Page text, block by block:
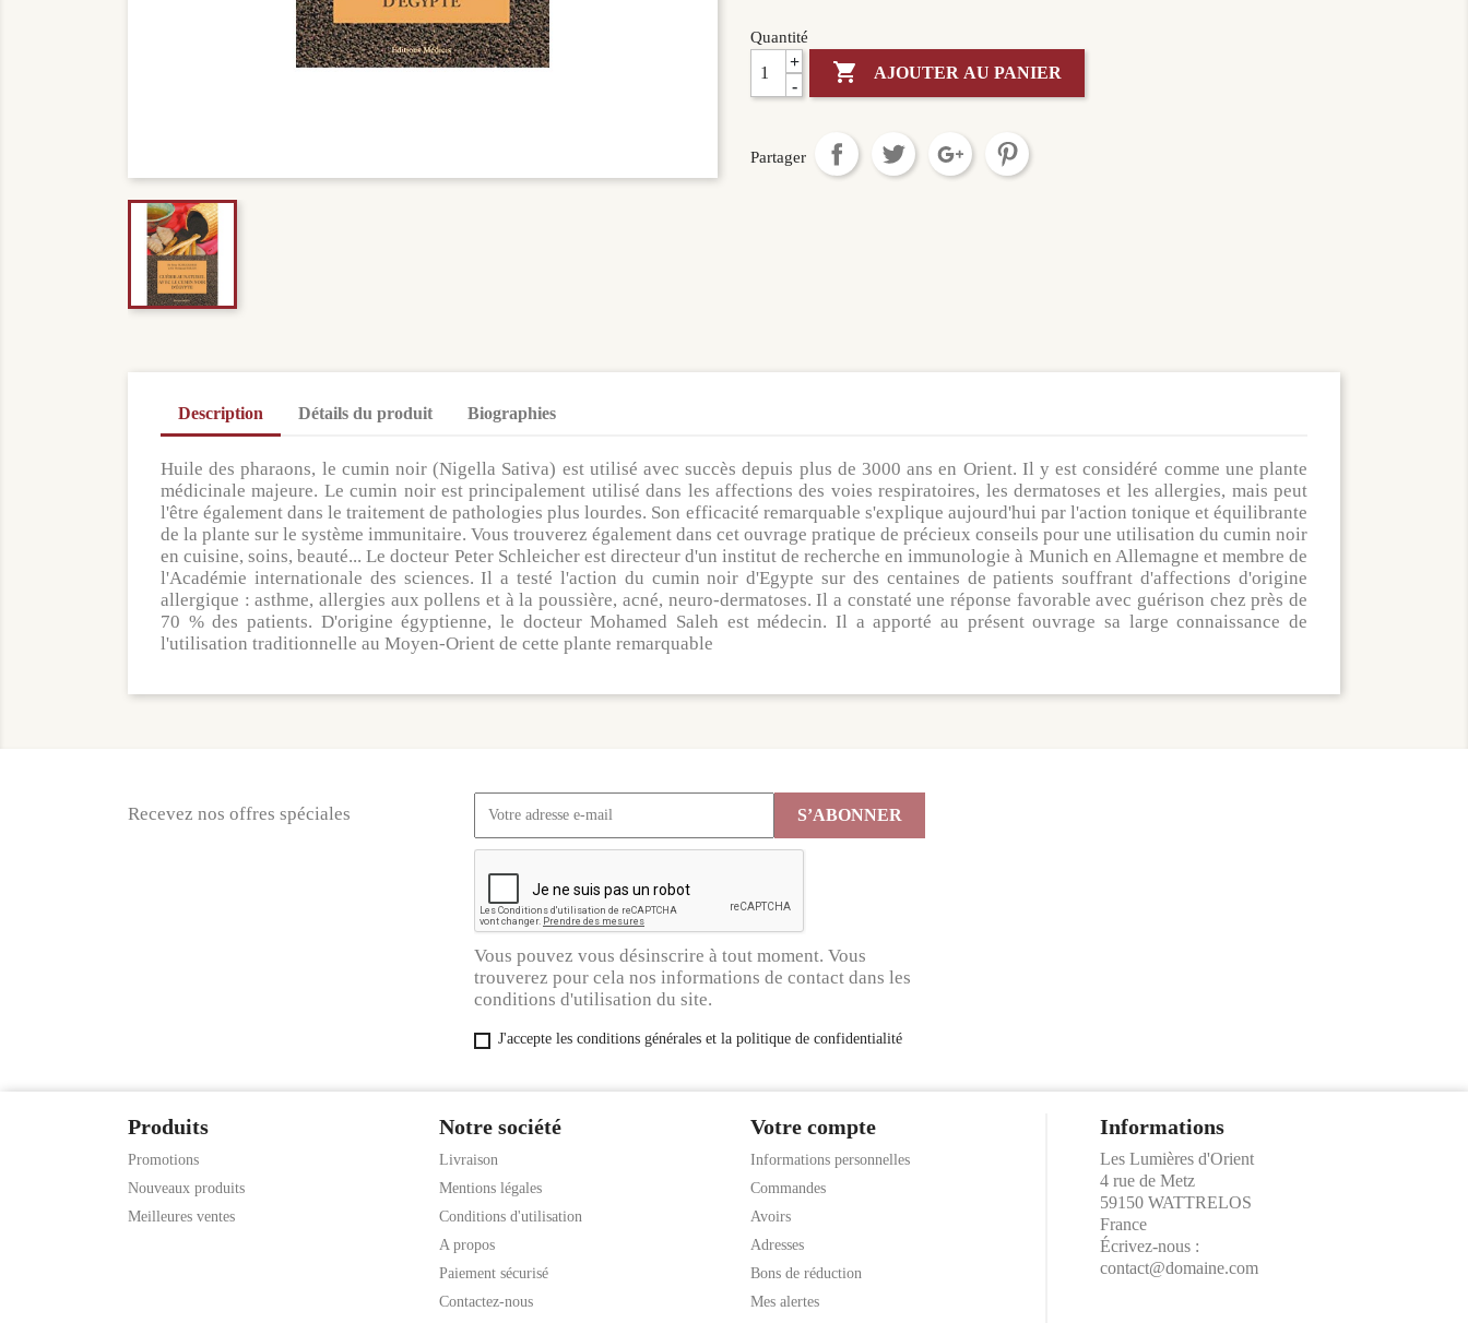
Quantité
+
-
 AJOUTER AU PANIER
Partager
Description Détails du produit Biographies
Huile des pharaons, le cumin noir (Nigella Sativa) est utilisé avec succès depuis plus de 3000 ans en Orient. Il y est considéré comme une plante
médicinale majeure. Le cumin noir est principalement utilisé dans les affections des voies respiratoires, les dermatoses et les allergies, mais peut
l'être également dans le traitement de pathologies plus lourdes. Son efficacité remarquable s'explique aujourd'hui par l'action tonique et équilibrante
de la plante sur le système immunitaire. Vous trouverez également dans cet ouvrage pratique de précieux conseils pour une utilisation du cumin noir
en cuisine, soins, beauté... Le docteur Peter Schleicher est directeur d'un institut de recherche en immunologie à Munich en Allemagne et membre de
l'Académie internationale des sciences. Il a testé l'action du cumin noir d'Egypte sur des centaines de patients souffrant d'affections d'origine
allergique : asthme, allergies aux pollens et à la poussière, acné, neuro-dermatoses. Il a constaté une réponse favorable avec guérison chez près de
70 % des patients. D'origine égyptienne, le docteur Mohamed Saleh est médecin. Il a apporté au présent ouvrage sa large connaissance de
l'utilisation traditionnelle au Moyen-Orient de cette plante remarquable
Recevez nos offres spéciales
Vous pouvez vous désinscrire à tout moment. Vous
trouverez pour cela nos informations de contact dans les
conditions d'utilisation du site.
J'accepte les conditions générales et la politique de confidentialité
Produits
Promotions
Nouveaux produits
Meilleures ventes
Notre société
Livraison
Mentions légales
Conditions d'utilisation
A propos
Paiement sécurisé
Contactez-nous
Votre compte
Informations personnelles
Commandes
Avoirs
Adresses
Bons de réduction
Mes alertes
Informations
Les Lumières d'Orient
4 rue de Metz
59150 WATTRELOS
France
Écrivez-nous :
contact@domaine.com